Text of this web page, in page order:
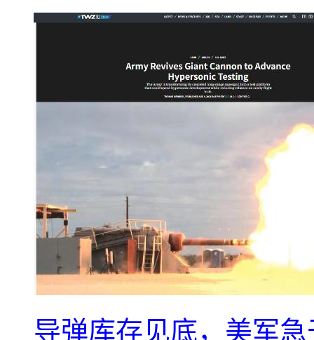
导弹库存见底，美军